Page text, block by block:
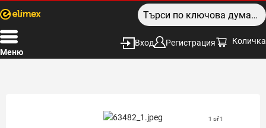
Меню
Вход Регистрация Количка
1 of 1